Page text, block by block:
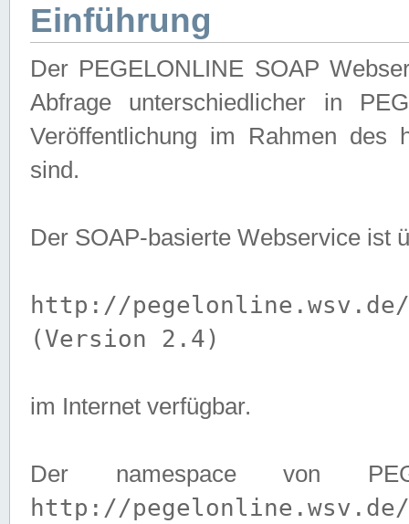
Einführung
Der PEGELONLINE SOAP
Abfrage unterschiedlicher in
Veröffentlichung im Rahmen des
sind.
Der SOAP-basierte Webservice ist
http://pegelonline.wsv.de/
(Version 2.4)
im Internet verfügbar.
Der namespace von
http://pegelonline.wsv.de/